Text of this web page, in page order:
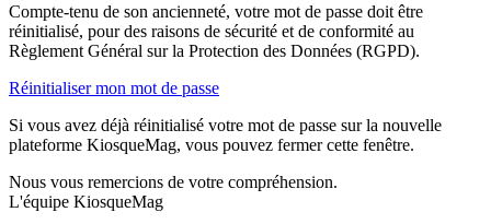
Compte-tenu de son ancienneté, votre mot de passe doit être
réinitialisé, pour des raisons de sécurité et de conformité au
Règlement Général sur la Protection des Données (RGPD).
Réinitialiser mon mot de passe
Si vous avez déjà réinitialisé votre mot de passe sur la nouvelle
plateforme KiosqueMag, vous pouvez fermer cette fenêtre.
Nous vous remercions de votre compréhension.
L'équipe KiosqueMag